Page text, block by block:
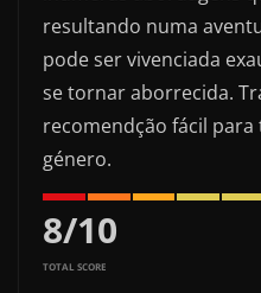
resultando numa
pode ser vivenciada
se tornar aborrecida.
recomendção fácil
género.
8/10
TOTAL SCORE